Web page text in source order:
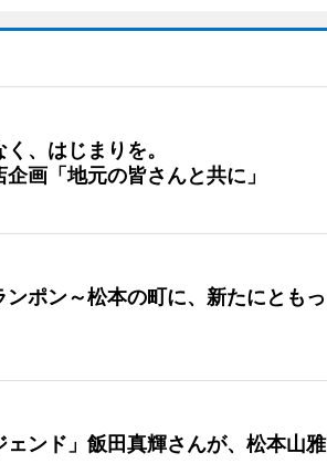
、はじまりを。
画「地元の皆さんと共に」
ンポン～松本の町に、新たにともっ
ェンド」飯田真輝さんが、松本山雅